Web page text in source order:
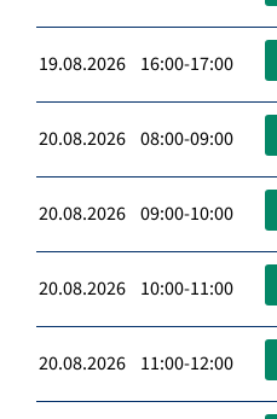
19.08.2026 16:00-17:00
20.08.2026 08:00-09:00
20.08.2026 09:00-10:00
20.08.2026 10:00-11:00
20.08.2026 11:00-12:00